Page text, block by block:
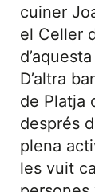
cuiner
el Celler
D’altra
de Platja
després
plena
les vuit